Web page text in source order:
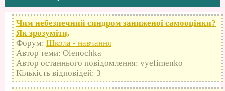
Чим небезпечний синдром заниженої самооцінки?
Як зрозуміти,
Форум: Школа - навчання
Автор теми: Olenochka
Автор останнього повідомлення: vyefimenko
Кількість відповідей: 3